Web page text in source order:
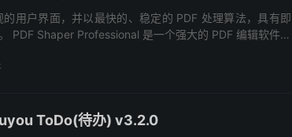
用户界面，并以最快的、稳定的 PDF 处理算法，具有即
PDF Shaper Professional 是一个强大的 PDF 编辑软件，
ToDo(待办) v3.2.0